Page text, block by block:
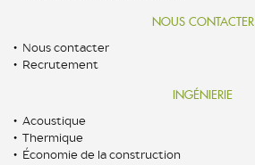
NOUS CONTACTER
Nous contacter
Recrutement
INGÉNIERIE
Acoustique
Thermique
Économie de la construction